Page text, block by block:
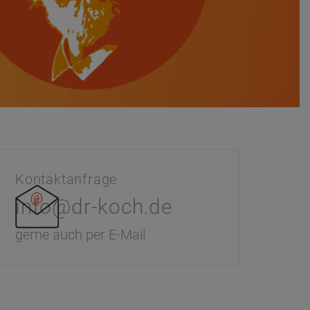
Kontaktanfrage
info@dr-koch.de
gerne auch per E-Mail